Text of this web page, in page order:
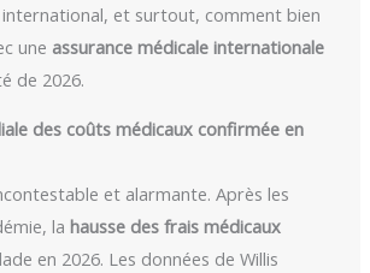
et surtout, comment bien
une assurance médicale internationale
de 2026.
des coûts médicaux confirmée en
et alarmante. Après les
lahausse des frais médicaux
en 2026. Les données de Willis